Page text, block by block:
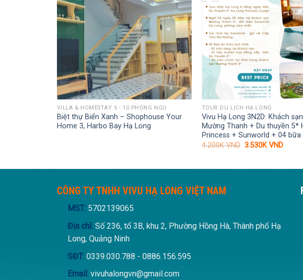
VILLA & HOMESTAY 5 - 10 PHÒNG NGỦ
Biệt thự Biển Xanh – Shophouse Your
Home 3, Harbo Bay Hạ Long
TOUR DU LỊCH HẠ LONG
Vivu Hạ Long 3N2D: Khách
Mường Thanh + Du thuyền 5*
Princess + Sunworld + 04 bữa
4.200KVND Giá
3.530KVNDGiá
CÔNG TY TNHH VIVU HẠ LONG VIỆT NAM
MST: 5702139065
Địa chỉ:Số 236, tổ 3B, khu 2, Phường Hồng Hà, Thành phố Hạ
Long, Quảng Ninh
SĐT:0339.030.788 - 0886.156.595
Email:vivuhalongvn@gmail.com